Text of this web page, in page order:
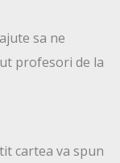
sa ne
profesori de la
cartea va spun